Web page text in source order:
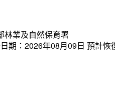
林業及自然保育署
期：2026年08月09日 預計